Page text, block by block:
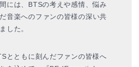
には、BTSの考えや感情、悩み
音楽へのファンの皆様の深い共
した。
とともに刻んだファンの皆様へ